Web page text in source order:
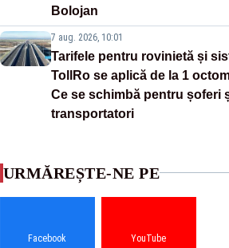
Bolojan
7 aug. 2026, 10:01
Tarifele pentru rovinietă și
TollRo se aplică de la 1
Ce se schimbă pentru șoferi
transportatori
URMĂREȘTE-NE PE
Facebook YouTube